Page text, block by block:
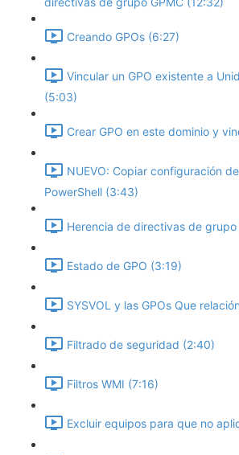
Creando GPOs (6:27)
Vincular un GPO existente a
(5:03)
Crear GPO en este dominio y
NUEVO: Copiar configuración
PowerShell (3:43)
Herencia de directivas de
Estado de GPO (3:19)
SYSVOL y las GPOs Que
Filtrado de seguridad (2:40)
Filtros WMI (7:16)
Excluir equipos para que no